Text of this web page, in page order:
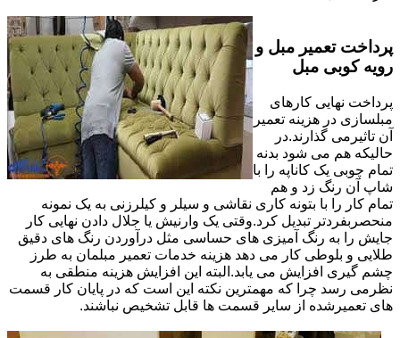
پرداخت تعمیر مبل و
رویه کوبی مبل
پرداخت نهایی کارهای
مبلسازی در هزینه تعمیر
آن تاثیرمی گذارند.در
حالیکه هم می شود بدنه
تمام چوبی یک کاناپه را با
شاپ آن رنگ زد و هم
تمام کار را با بتونه کاری نقاشی و سیلر و کیلرزنی به یک نمونه
منحصربفردتر تبدیل کرد.وقتی یک وارنیش یا جلال دادن نهایی کار
جایش را به رنگ آمیزی های حساسی مثل درآوردن رنگ های دقیق
طلایی و بلوطی کار می دهد هزینه خدمات تعمیر مبلمان به طرز
چشم گیری افزایش می یابد.البته این افزایش هزینه منطقی به
نظرمی رسد چرا که مهمترین نکته این است که در پایان کار قسمت
های تعمیرشده از سایر قسمت ها قابل تشخیص نباشند.